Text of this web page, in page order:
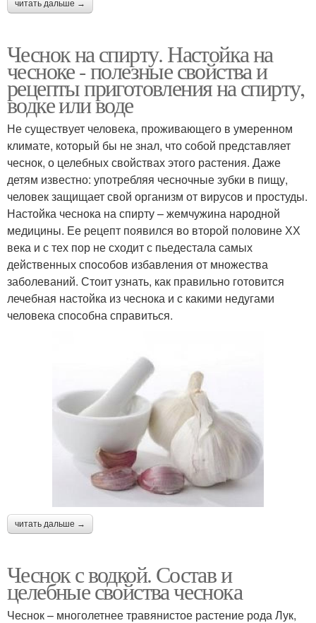
читать дальше →
Чеснок на спирту. Настойка на
чесноке - полезные свойства и
рецепты приготовления на спирту,
водке или воде
Не существует человека, проживающего в умеренном
климате, который бы не знал, что собой представляет
чеснок, о целебных свойствах этого растения. Даже
детям известно: употребляя чесночные зубки в пищу,
человек защищает свой организм от вирусов и простуды.
Настойка чеснока на спирту – жемчужина народной
медицины. Ее рецепт появился во второй половине ХХ
века и с тех пор не сходит с пьедестала самых
действенных способов избавления от множества
заболеваний. Стоит узнать, как правильно готовится
лечебная настойка из чеснока и с какими недугами
человека способна справиться.
читать дальше →
Чеснок с водкой. Состав и
целебные свойства чеснока
Чеснок – многолетнее травянистое растение рода Лук,